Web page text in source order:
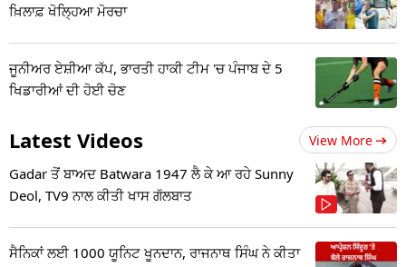
ਖ਼ਿਲਾਫ਼ ਖੋਲ੍ਹਿਆ ਮੋਰਚਾ
ਜੂਨੀਅਰ ਏਸ਼ੀਆ ਕੱਪ, ਭਾਰਤੀ ਹਾਕੀ ਟੀਮ 'ਚ ਪੰਜਾਬ ਦੇ 5
ਖਿਡਾਰੀਆਂ ਦੀ ਹੋਈ ਚੋਣ
Latest Videos View More
Gadar ਤੋਂ ਬਾਅਦ Batwara 1947 ਲੈ ਕੇ ਆ ਰਹੇ Sunny
Deol, TV9 ਨਾਲ ਕੀਤੀ ਖਾਸ ਗੱਲਬਾਤ
ਸੈਨਿਕਾਂ ਲਈ 1000 ਯੂਨਿਟ ਖੂਨਦਾਨ, ਰਾਜਨਾਥ ਸਿੰਘ ਨੇ ਕੀਤਾ